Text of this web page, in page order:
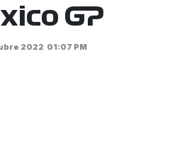
GP
2022 01:07 PM